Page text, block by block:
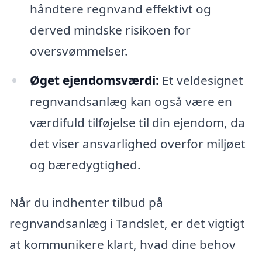
håndtere regnvand effektivt og
derved mindske risikoen for
oversvømmelser.
Øget ejendomsværdi: Et veldesignet
regnvandsanlæg kan også være en
værdifuld tilføjelse til din ejendom, da
det viser ansvarlighed overfor miljøet
og bæredygtighed.
Når du indhenter tilbud på
regnvandsanlæg i Tandslet, er det vigtigt
at kommunikere klart, hvad dine behov